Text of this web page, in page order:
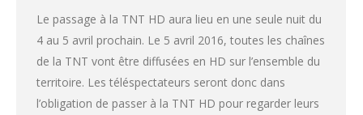
Le passage à la TNT HD aura lieu en une seule nuit du
4 au 5 avril prochain. Le 5 avril 2016, toutes les chaînes
de la TNT vont être diffusées en HD sur l’ensemble du
territoire. Les téléspectateurs seront donc dans
l’obligation de passer à la TNT HD pour regarder leurs